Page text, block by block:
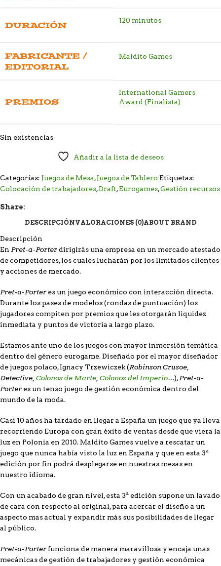
DURACIÓN 120 minutos
FABRICANTE /
EDITORIAL
Maldito Games
PREMIOS
International Gamers
Award (Finalista)
Sin existencias
Añadir a la lista de deseos
Categorías: Juegos de Mesa,Juegos de Tablero Etiquetas:
Colocación de trabajadores,Draft,Eurogames,Gestión recursos
Share:
DESCRIPCIÓNVALORACIONES (0)ABOUT BRAND
Descripción
En Pret-a-Porterdirigirás una empresa en un mercado atestado
de competidores, los cuales lucharán por los limitados clientes
y acciones de mercado.
Pret-a-Porter es un juego económico con interacción directa.
Durante los pases de modelos (rondas de puntuación) los
jugadores compiten por premios que les otorgarán liquidez
inmediata y puntos de victoria a largo plazo.
Estamos ante uno de los juegos con mayor inmersión temática
dentro del género eurogame. Diseñado por el mayor diseñador
de juegos polaco, Ignacy Trzewiczek (Robinson Crusoe,
Detective, Colonos de Marte Colonos del Imperio…),Pret-a-
Porter es un tenso juego de gestión económica dentro del
mundo de la moda.
Casi 10 años ha tardado en llegar a España un juego que ya lleva
recorriendo Europa con gran éxito de ventas desde que viera la
luz en Polonia en 2010. Maldito Games vuelve a rescatar un
juego que nunca había visto la luz en España y que en esta 3ª
edición por fin podrá desplegarse en nuestras mesas en
nuestro idioma.
Con un acabado de gran nivel, esta 3ª edición supone un lavado
de cara con respecto al original, para acercar el diseño a un
aspecto mas actual y expandir más sus posibilidades de llegar
al público.
Pret-a-Porterfunciona de manera maravillosa y encaja unas
mecánicas de gestión de trabajadores y gestión económica